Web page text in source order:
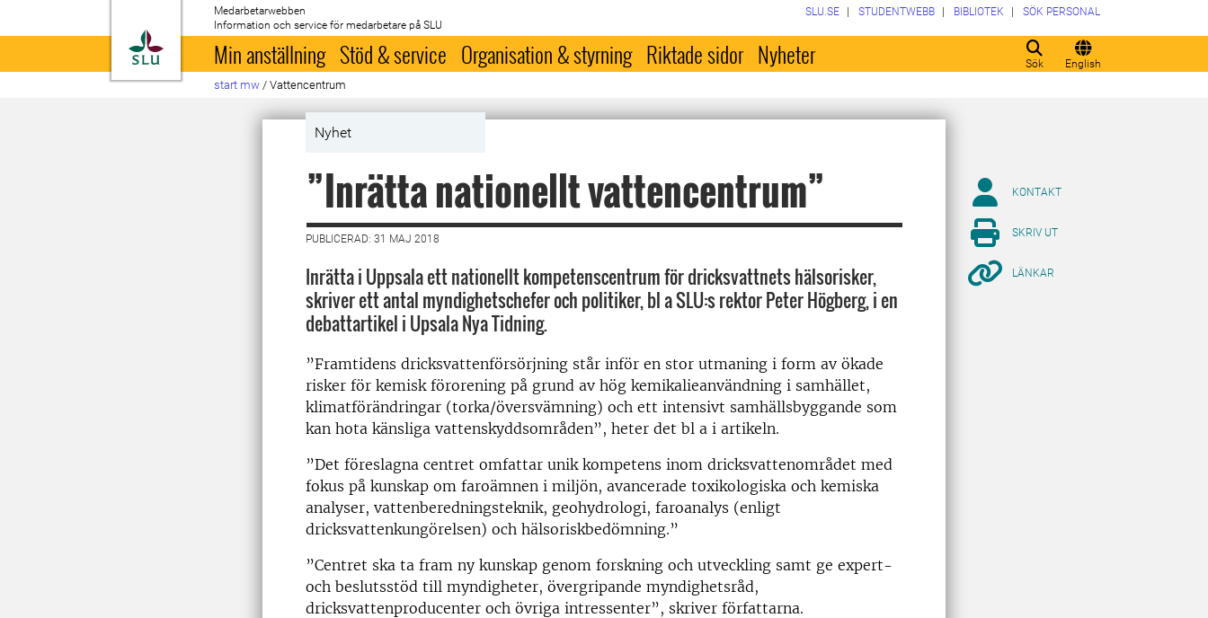
Till startsida
Medarbetarwebben
Information och service för medarbetare på SLU
Sök English
SLU.SE STUDENTWEBB BIBLIOTEK SÖK PERSONAL
Min anställning Stöd & service Organisation & styrning Riktade sidor Nyheter
start mw / Vattencentrum
Nyhet
”Inrätta nationellt vattencentrum”
PUBLICERAD: 31 MAJ 2018
Inrätta i Uppsala ett nationellt kompetenscentrum för dricksvattnets hälsorisker,
skriver ett antal myndighetschefer och politiker, bl a SLU:s rektor Peter Högberg, i en
debattartikel i Upsala Nya Tidning.
”Framtidens dricksvattenförsörjning står inför en stor utmaning i form av ökade
risker för kemisk förorening på grund av hög kemikalieanvändning i samhället,
klimatförändringar (torka/översvämning) och ett intensivt samhällsbyggande som
kan hota känsliga vattenskyddsområden”, heter det bl a i artikeln.
”Det föreslagna centret omfattar unik kompetens inom dricksvattenområdet med
fokus på kunskap om faroämnen i miljön, avancerade toxikologiska och kemiska
analyser, vattenberedningsteknik, geohydrologi, faroanalys (enligt
dricksvattenkungörelsen) och hälsoriskbedömning.”
”Centret ska ta fram ny kunskap genom forskning och utveckling samt ge expert-
och beslutsstöd till myndigheter, övergripande myndighetsråd,
dricksvattenproducenter och övriga intressenter”, skriver författarna.
KONTAKT
SKRIV UT
LÄNKAR